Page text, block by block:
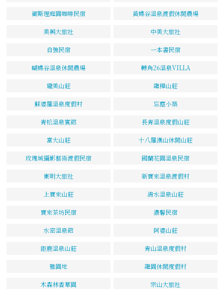
衛斯理庭園咖啡民宿 黃蝶谷溫泉渡假休閒農場
美興大旅社 中美大旅社
自強民宿 一本書民宿
蝴蝶谷溫泉休閒農場 轉角26溫泉VILLA
瓏美山莊 龍樺山莊
蘇婆羅溫泉度假村 忘塵小築
青松溫泉賓館 長青溫泉度假山莊
富大山莊 十八羅漢山休閒山莊
玫瑰城攝影藝術渡假民宿 國蘭花園溫泉民宿
東明大旅社 新寶來溫泉渡假村
上寶來山莊 清水溫泉山莊
寶來茶坊民宿 濃馨民宿
水密溫泉館 阿婆山莊
鉅鹿溫泉山莊 青山溫泉度假村
雅園地 龍園休閒度假村
木森林香草園 宗山大旅社